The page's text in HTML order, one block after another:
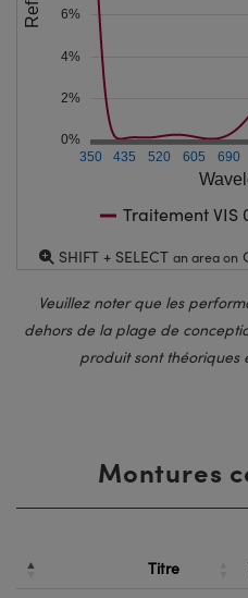
350 435 520 605 690
0%
2%
4%
6%
Traitement VIS
SHIFT + SELECT an area on
Veuillez noter que les
dehors de la plage de
produit sont théoriques
Montures
Titre